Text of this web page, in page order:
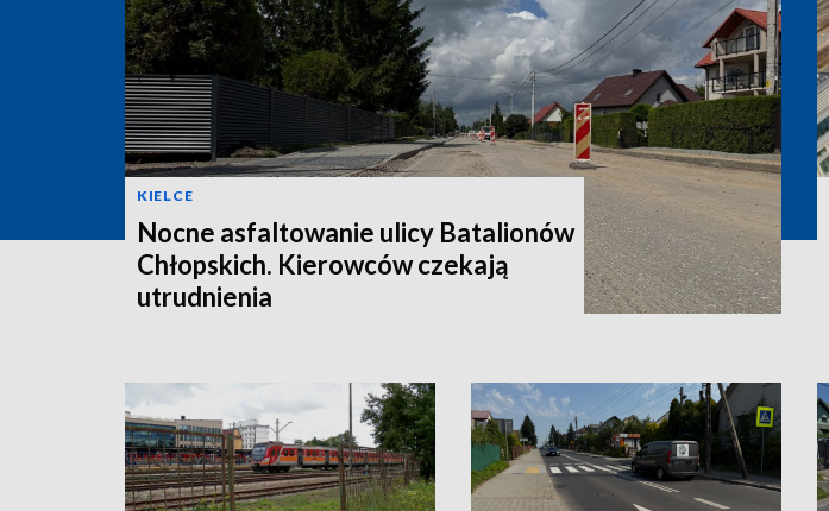
KIELCE
Nocne asfaltowanie ulicy Batalionów
Chłopskich. Kierowców czekają
utrudnienia